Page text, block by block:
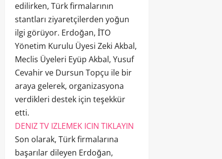
edilirken, Türk firmalarının
stantları ziyaretçilerden yoğun
ilgi görüyor. Erdoğan, İTO
Yönetim Kurulu Üyesi Zeki Akbal,
Meclis Üyeleri Eyüp Akbal, Yusuf
Cevahir ve Dursun Topçu ile bir
araya gelerek, organizasyona
verdikleri destek için teşekkür
etti.
DENIZ TV IZLEMEK ICIN TIKLAYIN
Son olarak, Türk firmalarına
başarılar dileyen Erdoğan,